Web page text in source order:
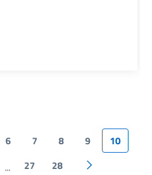
6 7 8 9
10
... 27 28